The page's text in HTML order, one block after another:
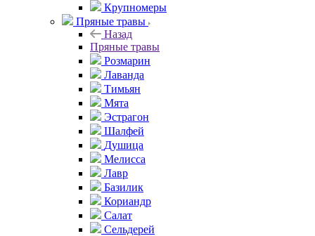
Крупномеры
Пряные травы
Назад
Пряные травы
Розмарин
Лаванда
Тимьян
Мята
Эстрагон
Шалфей
Душица
Мелисса
Лавр
Базилик
Кориандр
Салат
Сельдерей